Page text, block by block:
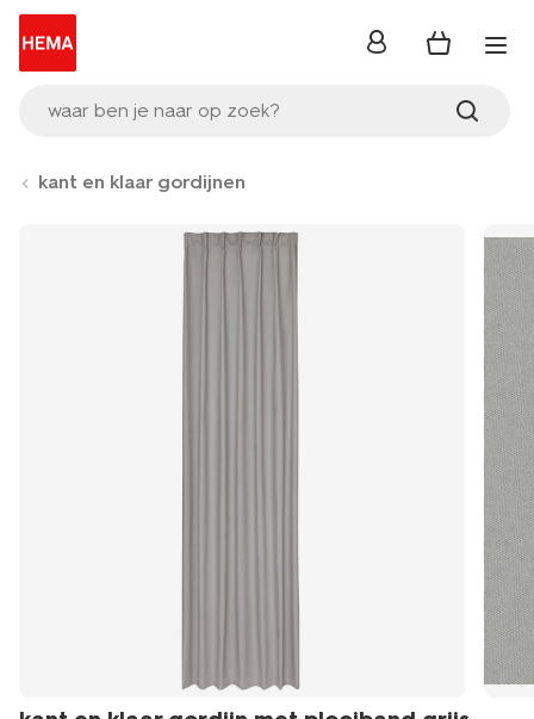
waar ben je naar op zoek?
inloggen
kant en klaar gordijnen